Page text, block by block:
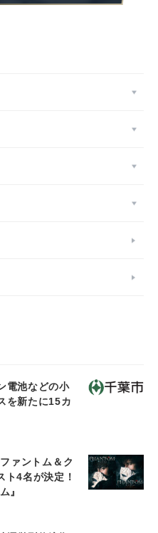
電池などの小
を新たに15カ
ァントム＆ク
ト4名が決定！
』